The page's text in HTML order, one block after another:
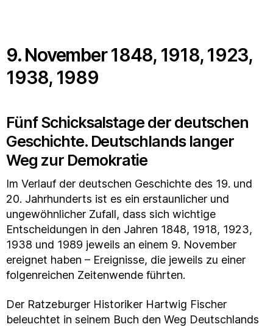
9. November 1848, 1918, 1923,
1938, 1989
Fünf Schicksalstage der deutschen
Geschichte. Deutschlands langer
Weg zur Demokratie
Im Verlauf der deutschen Geschichte des 19. und
20. Jahrhunderts ist es ein erstaunlicher und
ungewöhnlicher Zufall, dass sich wichtige
Entscheidungen in den Jahren 1848, 1918, 1923,
1938 und 1989 jeweils an einem 9. November
ereignet haben – Ereignisse, die jeweils zu einer
folgenreichen Zeitenwende führten.
Der Ratzeburger Historiker Hartwig Fischer
beleuchtet in seinem Buch den Weg Deutschlands